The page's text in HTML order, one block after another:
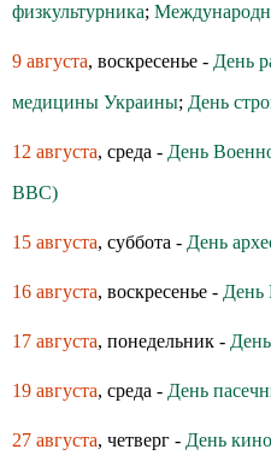
физкультурника;
9 августа, воскресенье - День
медицины Украины; День
12 августа, среда - День
ВВС)
15 августа, суббота - День
16 августа, воскресенье - День
17 августа, понедельник -
19 августа, среда - День
27 августа, четверг - День